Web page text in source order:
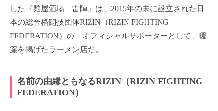
した『麺屋酒場 雷陣』は、2015年の末に設立された日
本の総合格闘技団体RIZIN（RIZIN FIGHTING
FEDERATION）の、オフィシャルサポーターとして、暖
簾を掲げたラーメン店だ。
名前の由縁ともなるRIZIN（RIZIN FIGHTING
FEDERATION）